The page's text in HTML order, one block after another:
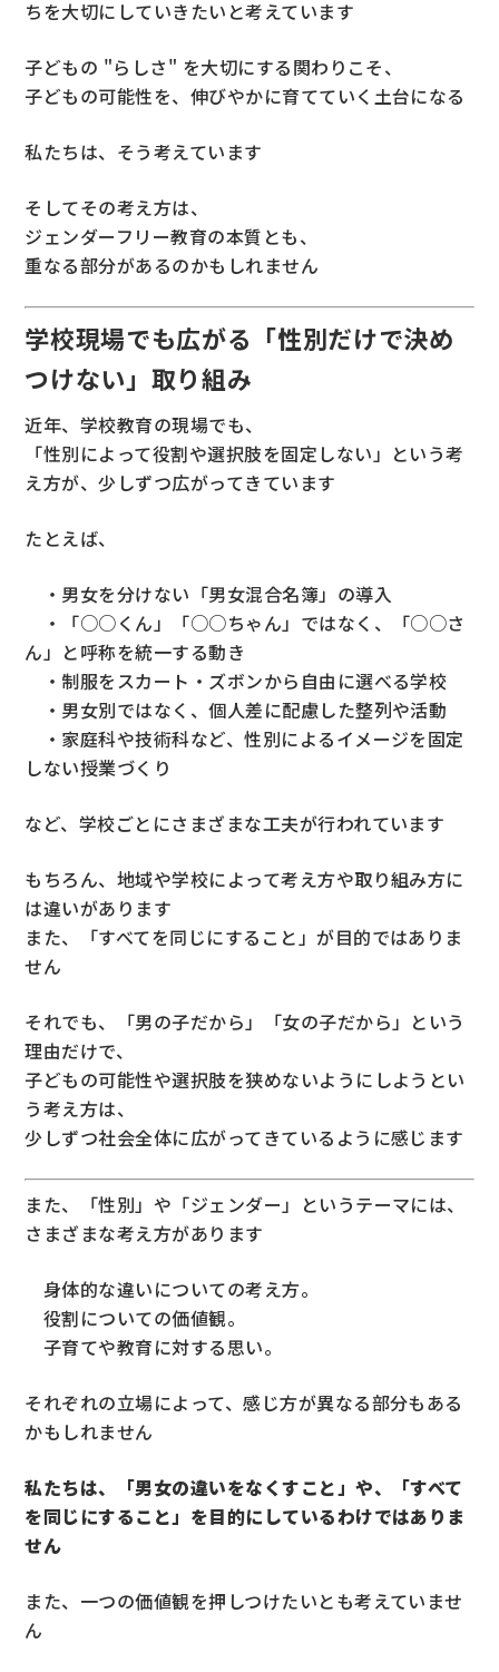
ちを大切にしていきたいと考えています
子どもの "らしさ" を大切にする関わりこそ、
子どもの可能性を、伸びやかに育てていく土台になる
私たちは、そう考えています
そしてその考え方は、
ジェンダーフリー教育の本質とも、
重なる部分があるのかもしれません
学校現場でも広がる「性別だけで決め
つけない」取り組み
近年、学校教育の現場でも、
「性別によって役割や選択肢を固定しない」という考
え方が、少しずつ広がってきています
たとえば、
・男女を分けない「男女混合名簿」の導入
・「○○くん」「○○ちゃん」ではなく、「○○さ
ん」と呼称を統一する動き
・制服をスカート・ズボンから自由に選べる学校
・男女別ではなく、個人差に配慮した整列や活動
・家庭科や技術科など、性別によるイメージを固定
しない授業づくり
など、学校ごとにさまざまな工夫が行われています
もちろん、地域や学校によって考え方や取り組み方に
は違いがあります
また、「すべてを同じにすること」が目的ではありま
せん
それでも、「男の子だから」「女の子だから」という
理由だけで、
子どもの可能性や選択肢を狭めないようにしようとい
う考え方は、
少しずつ社会全体に広がってきているように感じます
また、「性別」や「ジェンダー」というテーマには、
さまざまな考え方があります
身体的な違いについての考え方。
役割についての価値観。
子育てや教育に対する思い。
それぞれの立場によって、感じ方が異なる部分もある
かもしれません
私たちは、「男女の違いをなくすこと」や、「すべて
を同じにすること」を目的にしているわけではありま
せん
また、一つの価値観を押しつけたいとも考えていませ
ん